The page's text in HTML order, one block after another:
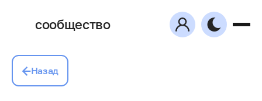
сообщество
Назад